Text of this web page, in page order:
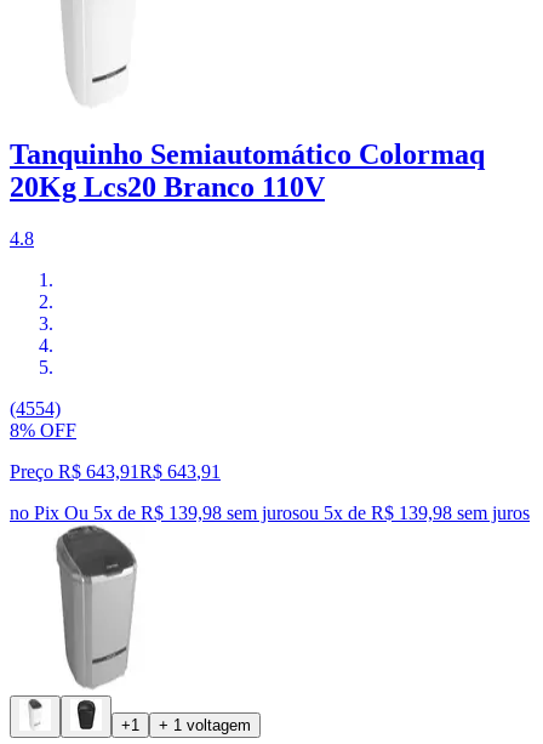
Tanquinho Semiautomático Colormaq
20Kg Lcs20 Branco 110V
4.8
(4554)
8% OFF
Preço R$ 643,91R$ 643,91
no Pix Ou 5x de R$ 139,98 sem jurosou 5x de R$ 139,98 sem juros
+1 + 1 voltagem